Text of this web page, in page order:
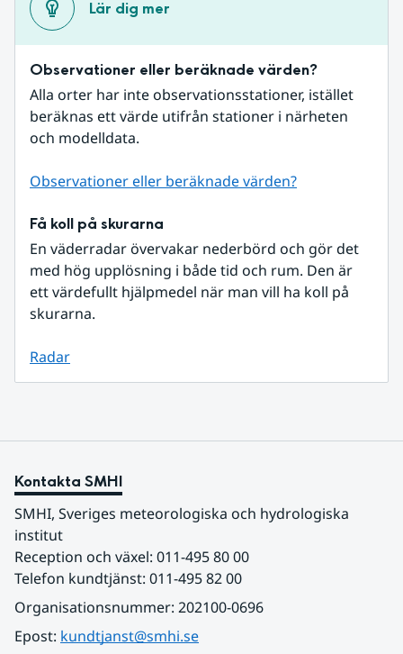
Lär dig mer
Observationer eller beräknade värden?
Alla orter har inte observationsstationer, istället
beräknas ett värde utifrån stationer i närheten
och modelldata.
Observationer eller beräknade värden?
Få koll på skurarna
En väderradar övervakar nederbörd och gör det
med hög upplösning i både tid och rum. Den är
ett värdefullt hjälpmedel när man vill ha koll på
skurarna.
Radar
Kontakta SMHI
SMHI, Sveriges meteorologiska och hydrologiska
institut
Reception och växel: 011-495 80 00
Telefon kundtjänst: 011-495 82 00
Organisationsnummer: 202100-0696
Epost: kundtjanst@smhi.se